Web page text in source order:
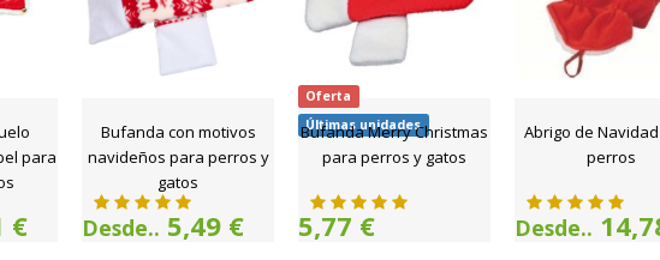
para
€
Bufanda con motivos
navideños para perros y
gatos
Desde.. 5,49 €
Oferta
Últimas unidades
Bufanda Merry Christmas
para perros y gatos
5,77 €
Abrigo de
perros
Desde..